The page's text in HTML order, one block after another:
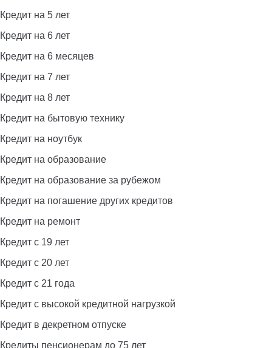
Кредит на 5 лет
Кредит на 6 лет
Кредит на 6 месяцев
Кредит на 7 лет
Кредит на 8 лет
Кредит на бытовую технику
Кредит на ноутбук
Кредит на образование
Кредит на образование за рубежом
Кредит на погашение других кредитов
Кредит на ремонт
Кредит с 19 лет
Кредит с 20 лет
Кредит с 21 года
Кредит с высокой кредитной нагрузкой
Кредит в декретном отпуске
Кредиты пенсионерам до 75 лет